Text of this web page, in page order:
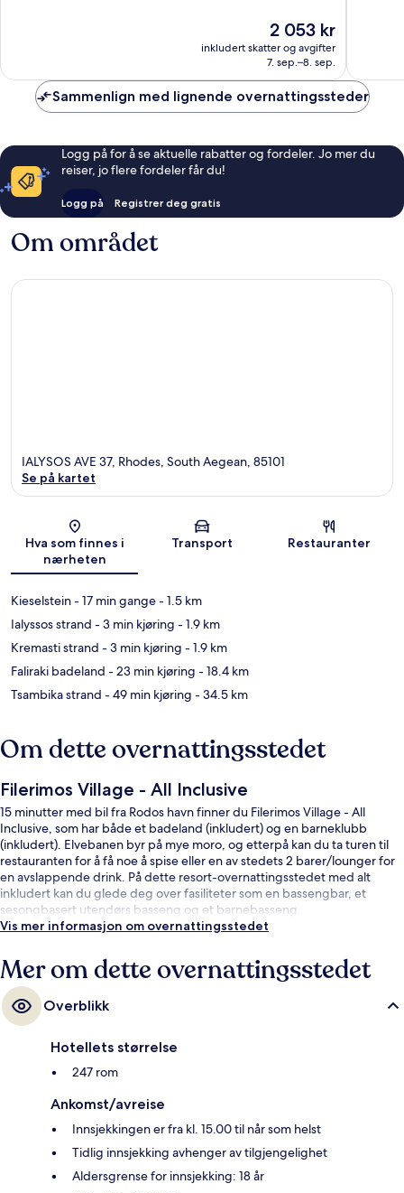
Prisen
er
2 053 kr
2 053 kr
inkludert skatter og avgifter
7. sep.–8. sep.
Sammenlign med lignende overnattingssteder
Logg på for å se aktuelle rabatter og fordeler. Jo mer du
reiser, jo flere fordeler får du!
Logg på Registrer deg gratis
Om området
Kart
IALYSOS AVE 37, Rhodes, South Aegean, 85101
Se på kartet
Hva som finnes i
nærheten
Transport Restauranter
Kieselstein- 17 min gange- 1.5 km
Ialyssos strand - 3 min kjøring - 1.9 km
Kremasti strand - 3 min kjøring - 1.9 km
Faliraki badeland - 23 min kjøring - 18.4 km
Tsambika strand - 49 min kjøring - 34.5 km
Om dette overnattingsstedet
Filerimos Village - All Inclusive
15 minutter med bil fra Rodos havn finner du Filerimos Village - All
Inclusive, som har både et badeland (inkludert) og en barneklubb
(inkludert). Elvebanen byr på mye moro, og etterpå kan du ta turen til
restauranten for å få noe å spise eller en av stedets 2 barer/lounger for
en avslappende drink. På dette resort-overnattingsstedet med alt
inkludert kan du glede deg over fasiliteter som en bassengbar, et
sesongbasert utendørs basseng og et barnebasseng.
Vis mer informasjon om overnattingsstedet
Mer om dette overnattingsstedet
Overblikk
Hotellets størrelse
247 rom
Ankomst/avreise
Innsjekkingen er fra kl. 15.00 til når som helst
Tidlig innsjekking avhenger av tilgjengelighet
Aldersgrense for innsjekking: 18 år